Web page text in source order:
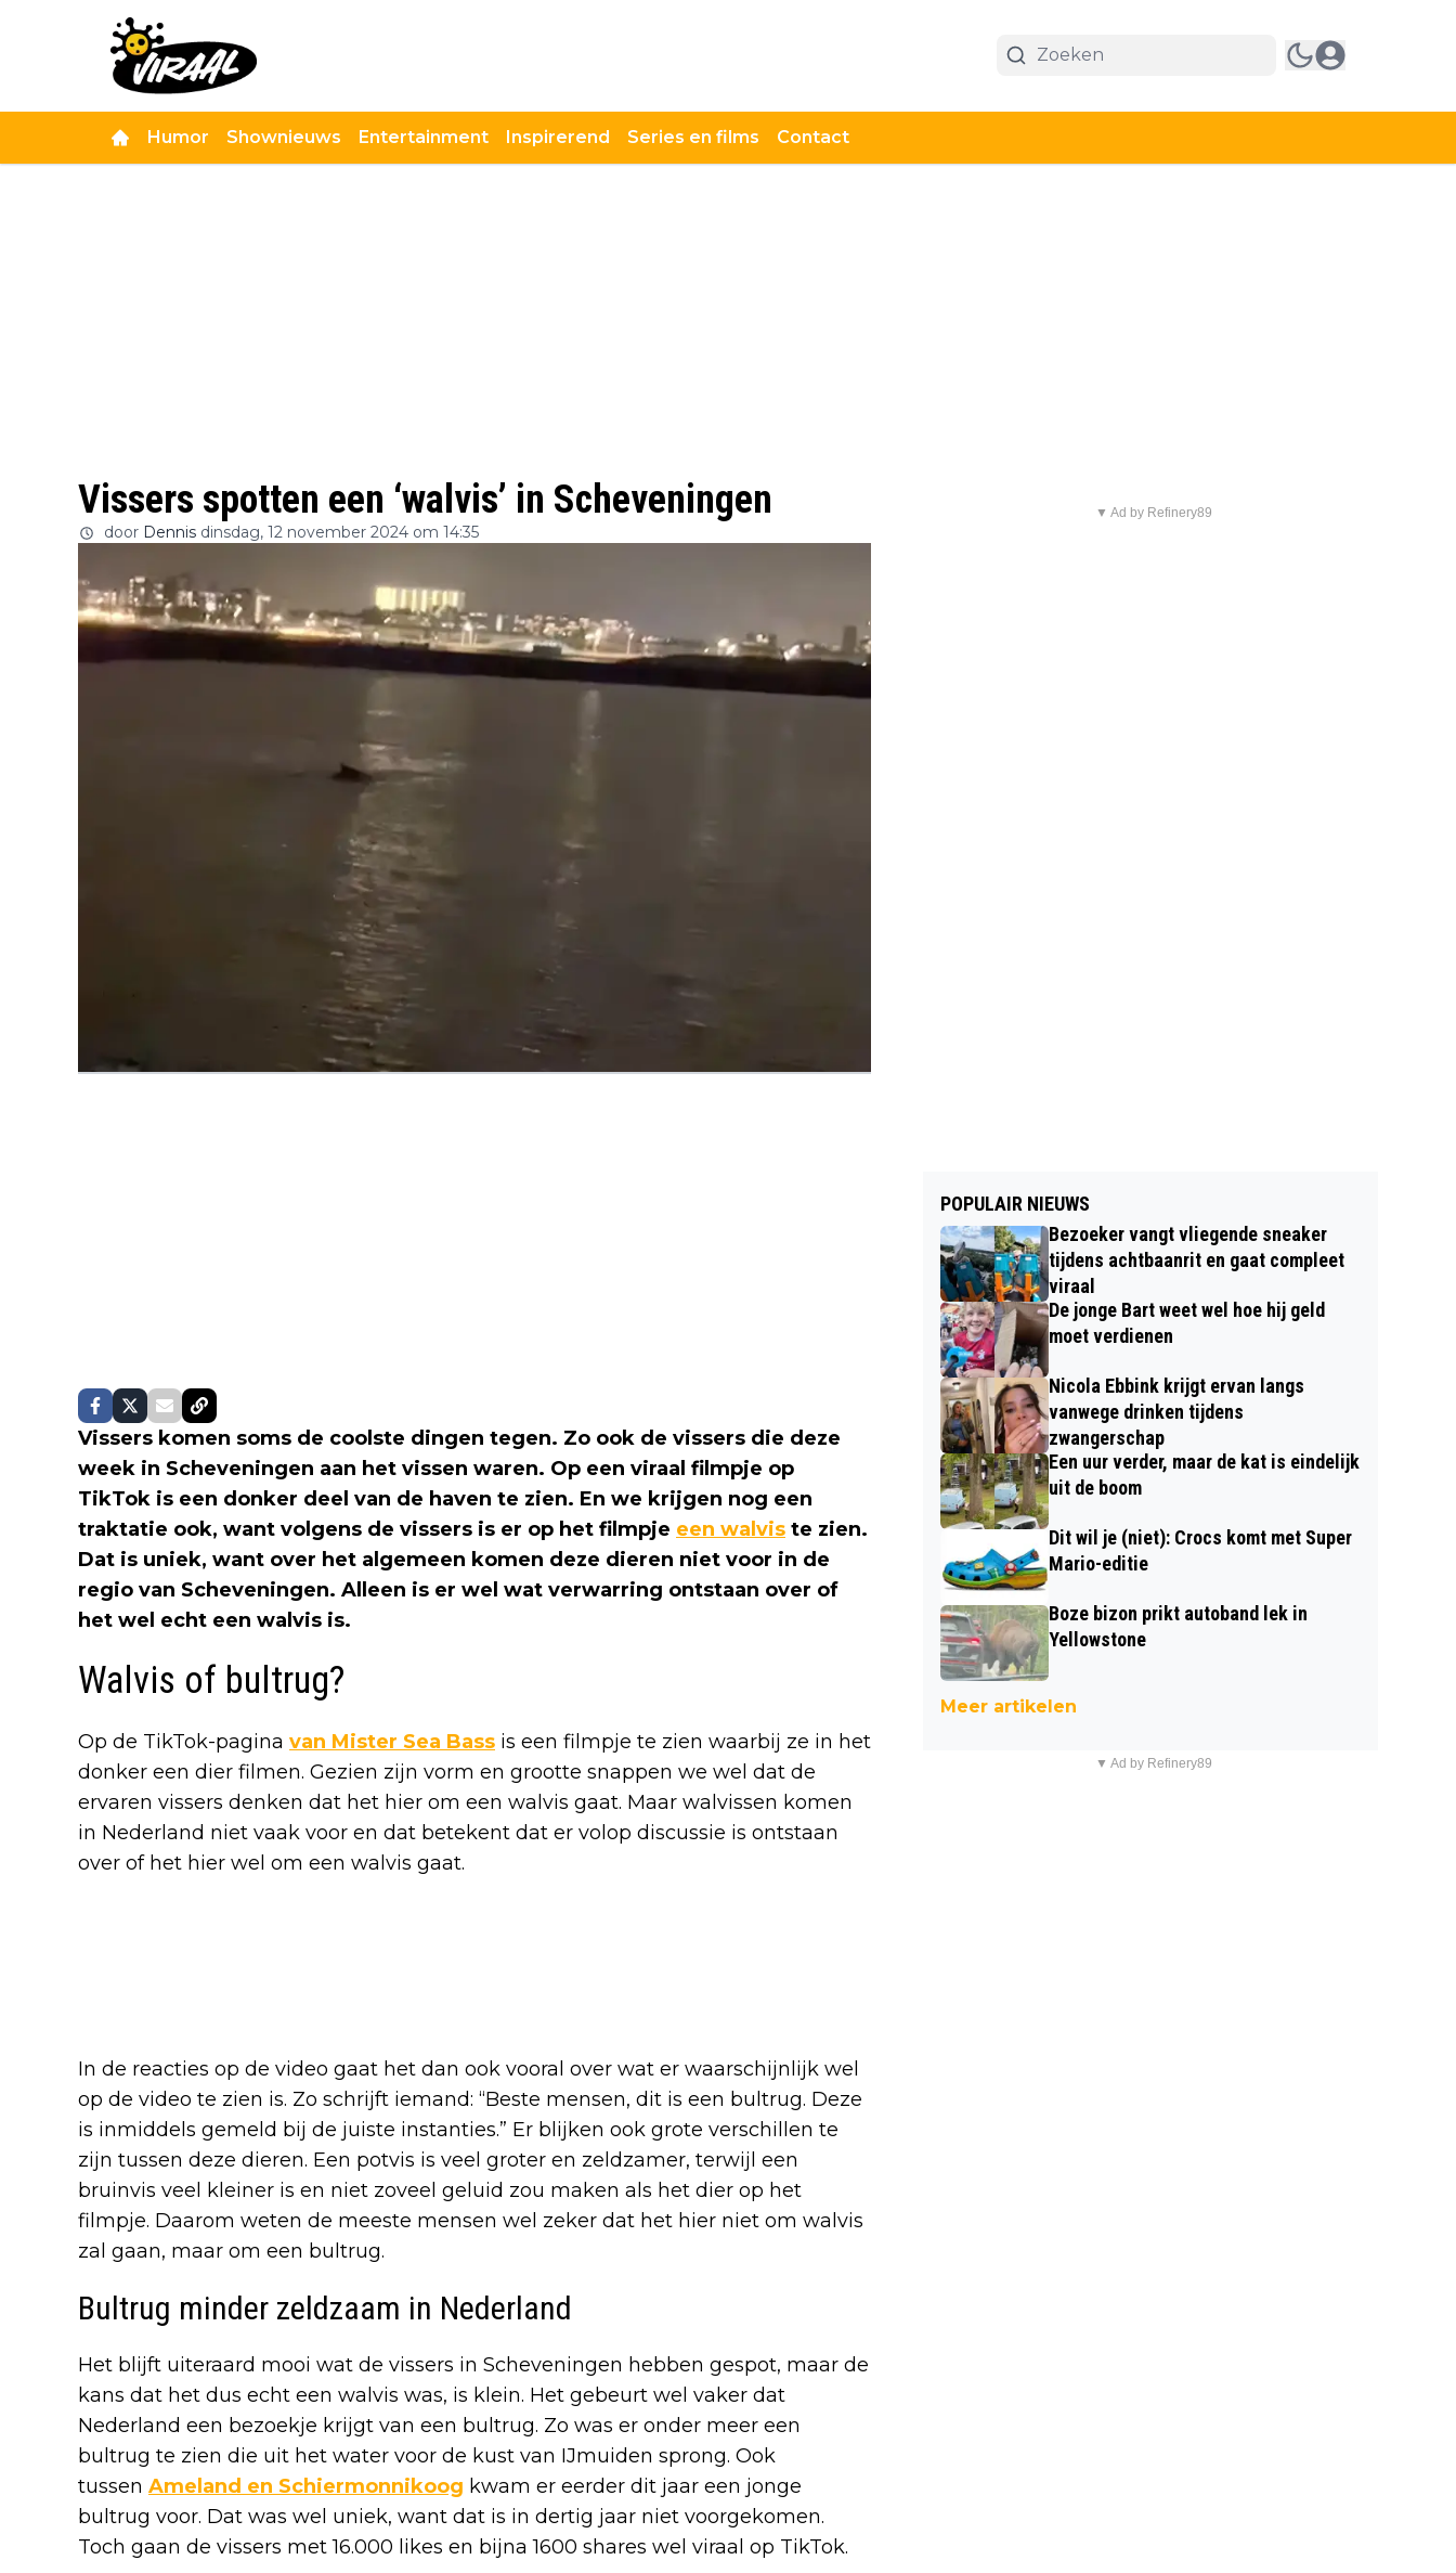
Humor Shownieuws Entertainment Inspirerend Series en films Contact
Vissers spotten een ‘walvis’ in Scheveningen
door Dennis dinsdag, 12 november 2024 om 14:35
Vissers komen soms de coolste dingen tegen. Zo ook de vissers die deze
week in Scheveningen aan het vissen waren. Op een viraal filmpje op
TikTok is een donker deel van de haven te zien. En we krijgen nog een
traktatie ook, want volgens de vissers is er op het filmpje een walvis te zien.
Dat is uniek, want over het algemeen komen deze dieren niet voor in de
regio van Scheveningen. Alleen is er wel wat verwarring ontstaan over of
het wel echt een walvis is.
Walvis of bultrug?
Op de TikTok-pagina van Mister Sea Bass is een filmpje te zien waarbij ze in het
donker een dier filmen. Gezien zijn vorm en grootte snappen we wel dat de
ervaren vissers denken dat het hier om een walvis gaat. Maar walvissen komen
in Nederland niet vaak voor en dat betekent dat er volop discussie is ontstaan
over of het hier wel om een walvis gaat.
In de reacties op de video gaat het dan ook vooral over wat er waarschijnlijk wel
op de video te zien is. Zo schrijft iemand: “Beste mensen, dit is een bultrug. Deze
is inmiddels gemeld bij de juiste instanties.” Er blijken ook grote verschillen te
zijn tussen deze dieren. Een potvis is veel groter en zeldzamer, terwijl een
bruinvis veel kleiner is en niet zoveel geluid zou maken als het dier op het
filmpje. Daarom weten de meeste mensen wel zeker dat het hier niet om walvis
zal gaan, maar om een bultrug.
Bultrug minder zeldzaam in Nederland
Het blijft uiteraard mooi wat de vissers in Scheveningen hebben gespot, maar de
kans dat het dus echt een walvis was, is klein. Het gebeurt wel vaker dat
Nederland een bezoekje krijgt van een bultrug. Zo was er onder meer een
bultrug te zien die uit het water voor de kust van IJmuiden sprong. Ook
tussen Ameland en Schiermonnikoog kwam er eerder dit jaar een jonge
bultrug voor. Dat was wel uniek, want dat is in dertig jaar niet voorgekomen.
Toch gaan de vissers met 16.000 likes en bijna 1600 shares wel viraal op TikTok.
▼ Ad by Refinery89
POPULAIR NIEUWS
Bezoeker vangt vliegende sneaker
tijdens achtbaanrit en gaat compleet
viraal
De jonge Bart weet wel hoe hij geld
moet verdienen
Nicola Ebbink krijgt ervan langs
vanwege drinken tijdens
zwangerschap
Een uur verder, maar de kat is eindelijk
uit de boom
Dit wil je (niet): Crocs komt met Super
Mario-editie
Boze bizon prikt autoband lek in
Yellowstone
Meer artikelen
▼ Ad by Refinery89